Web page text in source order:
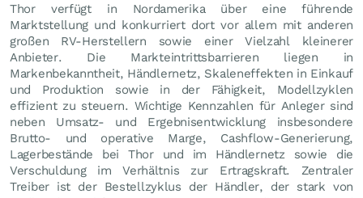
Thor verfügt in Nordamerika über eine führende
Marktstellung und konkurriert dort vor allem mit anderen
großen RV-Herstellern sowie einer Vielzahl kleinerer
Anbieter. Die Markteintrittsbarrieren liegen in
Markenbekanntheit, Händlernetz, Skaleneffekten in Einkauf
und Produktion sowie in der Fähigkeit, Modellzyklen
effizient zu steuern. Wichtige Kennzahlen für Anleger sind
neben Umsatz- und Ergebnisentwicklung insbesondere
Brutto- und operative Marge, Cashflow-Generierung,
Lagerbestände bei Thor und im Händlernetz sowie die
Verschuldung im Verhältnis zur Ertragskraft. Zentraler
Treiber ist der Bestellzyklus der Händler, der stark von